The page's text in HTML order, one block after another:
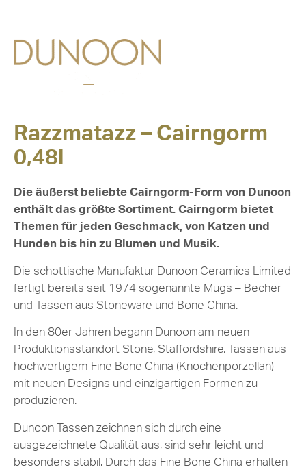
Razzmatazz – Cairngorm
0,48l
Die äußerst beliebte Cairngorm-Form von Dunoon
enthält das größte Sortiment. Cairngorm bietet
Themen für jeden Geschmack, von Katzen und
Hunden bis hin zu Blumen und Musik.
Die schottische Manufaktur Dunoon Ceramics Limited
fertigt bereits seit 1974 sogenannte Mugs – Becher
und Tassen aus Stoneware und Bone China.
In den 80er Jahren begann Dunoon am neuen
Produktionsstandort Stone, Staffordshire, Tassen aus
hochwertigem Fine Bone China (Knochenporzellan)
mit neuen Designs und einzigartigen Formen zu
produzieren.
Dunoon Tassen zeichnen sich durch eine
ausgezeichnete Qualität aus, sind sehr leicht und
besonders stabil. Durch das Fine Bone China erhalten